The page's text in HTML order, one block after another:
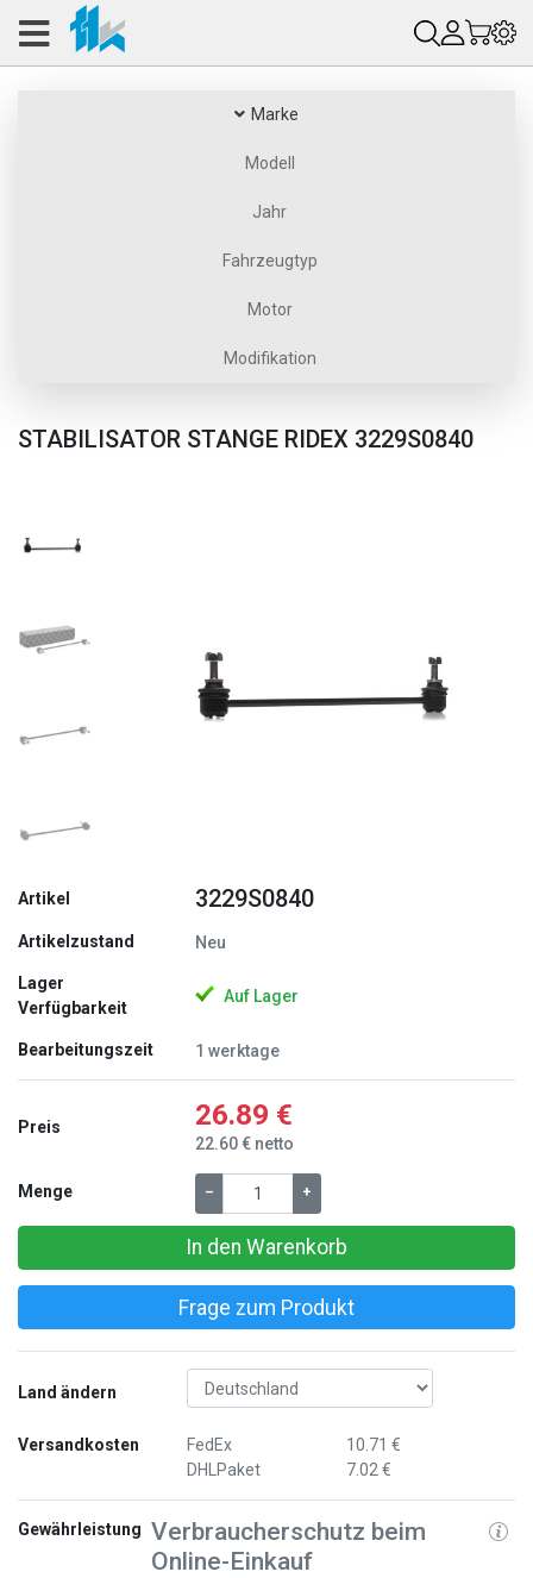
Marke
Modell
Jahr
Fahrzeugtyp
Motor
Modifikation
STABILISATOR STANGE RIDEX 3229S0840
Zurück
Artikel 3229S0840
Artikelzustand Neu
Lager
Verfügbarkeit
Auf Lager
Bearbeitungszeit 1 werktage
Preis 26.89 €
22.60 € netto
Menge – +
In den Warenkorb
Frage zum Produkt
Land ändern
Versandkosten
FedEx
DHLPaket
10.71 €
7.02 €
Gewährleistung Verbraucherschutz beim
Online-Einkauf